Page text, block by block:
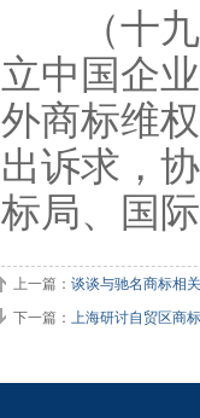
（十九
立中国企
外商标维
出诉求，
标局、国
上一篇： 谈谈与驰名商标相
下一篇： 上海研讨自贸区商